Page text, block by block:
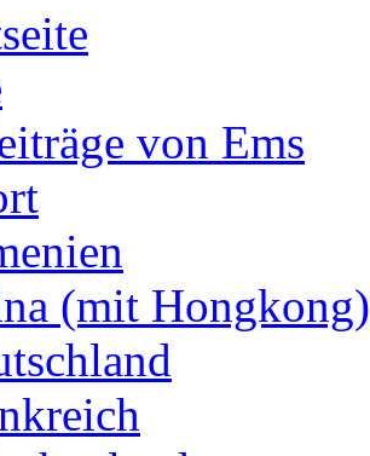
von Ems
(mit Hongkong)